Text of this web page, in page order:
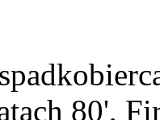
80',